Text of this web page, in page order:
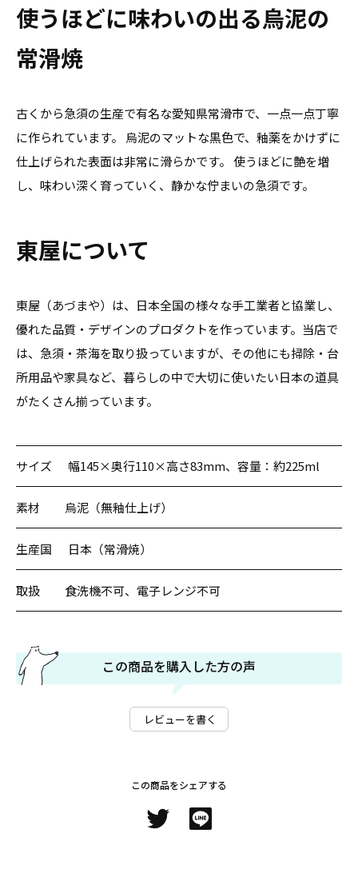
使うほどに味わいの出る烏泥の
常滑焼
古くから急須の生産で有名な愛知県常滑市で、一点一点丁寧
に作られています。 烏泥のマットな黒色で、釉薬をかけずに
仕上げられた表面は非常に滑らかです。 使うほどに艶を増
し、味わい深く育っていく、静かな佇まいの急須です。
東屋について
東屋（あづまや）は、日本全国の様々な手工業者と協業し、
優れた品質・デザインのプロダクトを作っています。当店で
は、急須・茶海を取り扱っていますが、その他にも掃除・台
所用品や家具など、暮らしの中で大切に使いたい日本の道具
がたくさん揃っています。
サイズ 幅145×奥行110×高さ83mm、容量：約225ml
素材 烏泥（無釉仕上げ）
生産国 日本（常滑焼）
取扱 食洗機不可、電子レンジ不可
この商品を購入した方の声
レビューを書く
この商品をシェアする